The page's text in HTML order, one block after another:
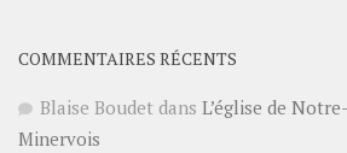
COMMENTAIRES RÉCENTS
Blaise Boudet dans L’église de
Minervois